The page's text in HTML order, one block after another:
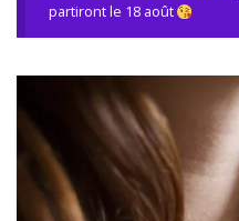
partiront le 18 août